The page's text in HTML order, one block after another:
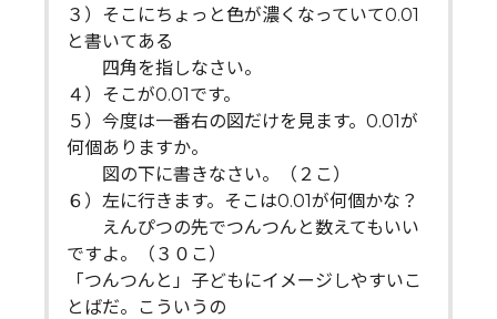
３）そこにちょっと色が濃くなっていて0.01
と書いてある
四角を指しなさい。
４）そこが0.01です。
５）今度は一番右の図だけを見ます。0.01が
何個ありますか。
図の下に書きなさい。（２こ）
６）左に行きます。そこは0.01が何個かな？
えんぴつの先でつんつんと数えてもいい
ですよ。（３０こ）
「つんつんと」子どもにイメージしやすいこ
とばだ。こういうの